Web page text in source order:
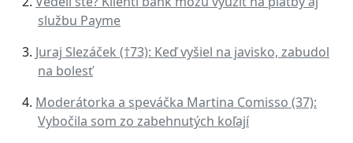
službu Payme
Juraj Slezáček (†73): Keď vyšiel na javisko, zabudol
na bolesť
Moderátorka a speváčka Martina Comisso (37):
Vybočila som zo zabehnutých koľají